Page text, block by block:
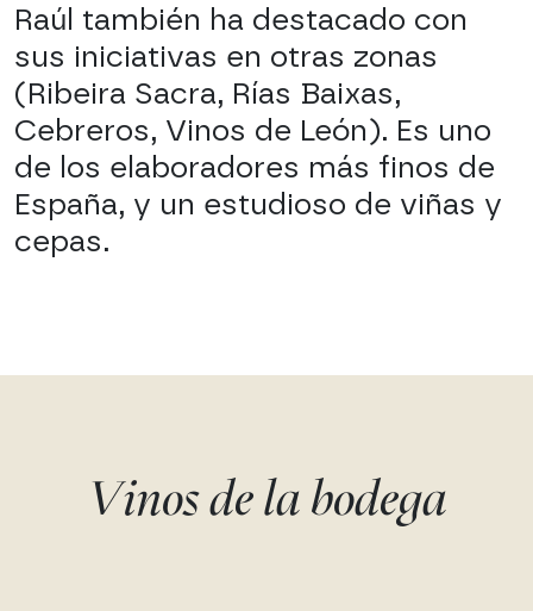
Raúl también ha destacado con
sus iniciativas en otras zonas
(Ribeira Sacra, Rías Baixas,
Cebreros, Vinos de León). Es uno
de los elaboradores más finos de
España, y un estudioso de viñas y
cepas.
Vinos de la bodega